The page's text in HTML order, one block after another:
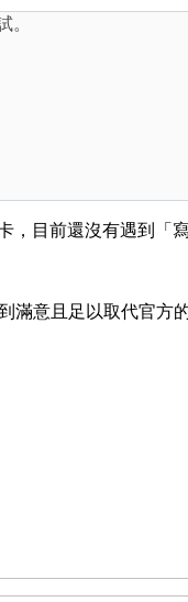
。
目前還沒有遇到「寫
意且足以取代官方